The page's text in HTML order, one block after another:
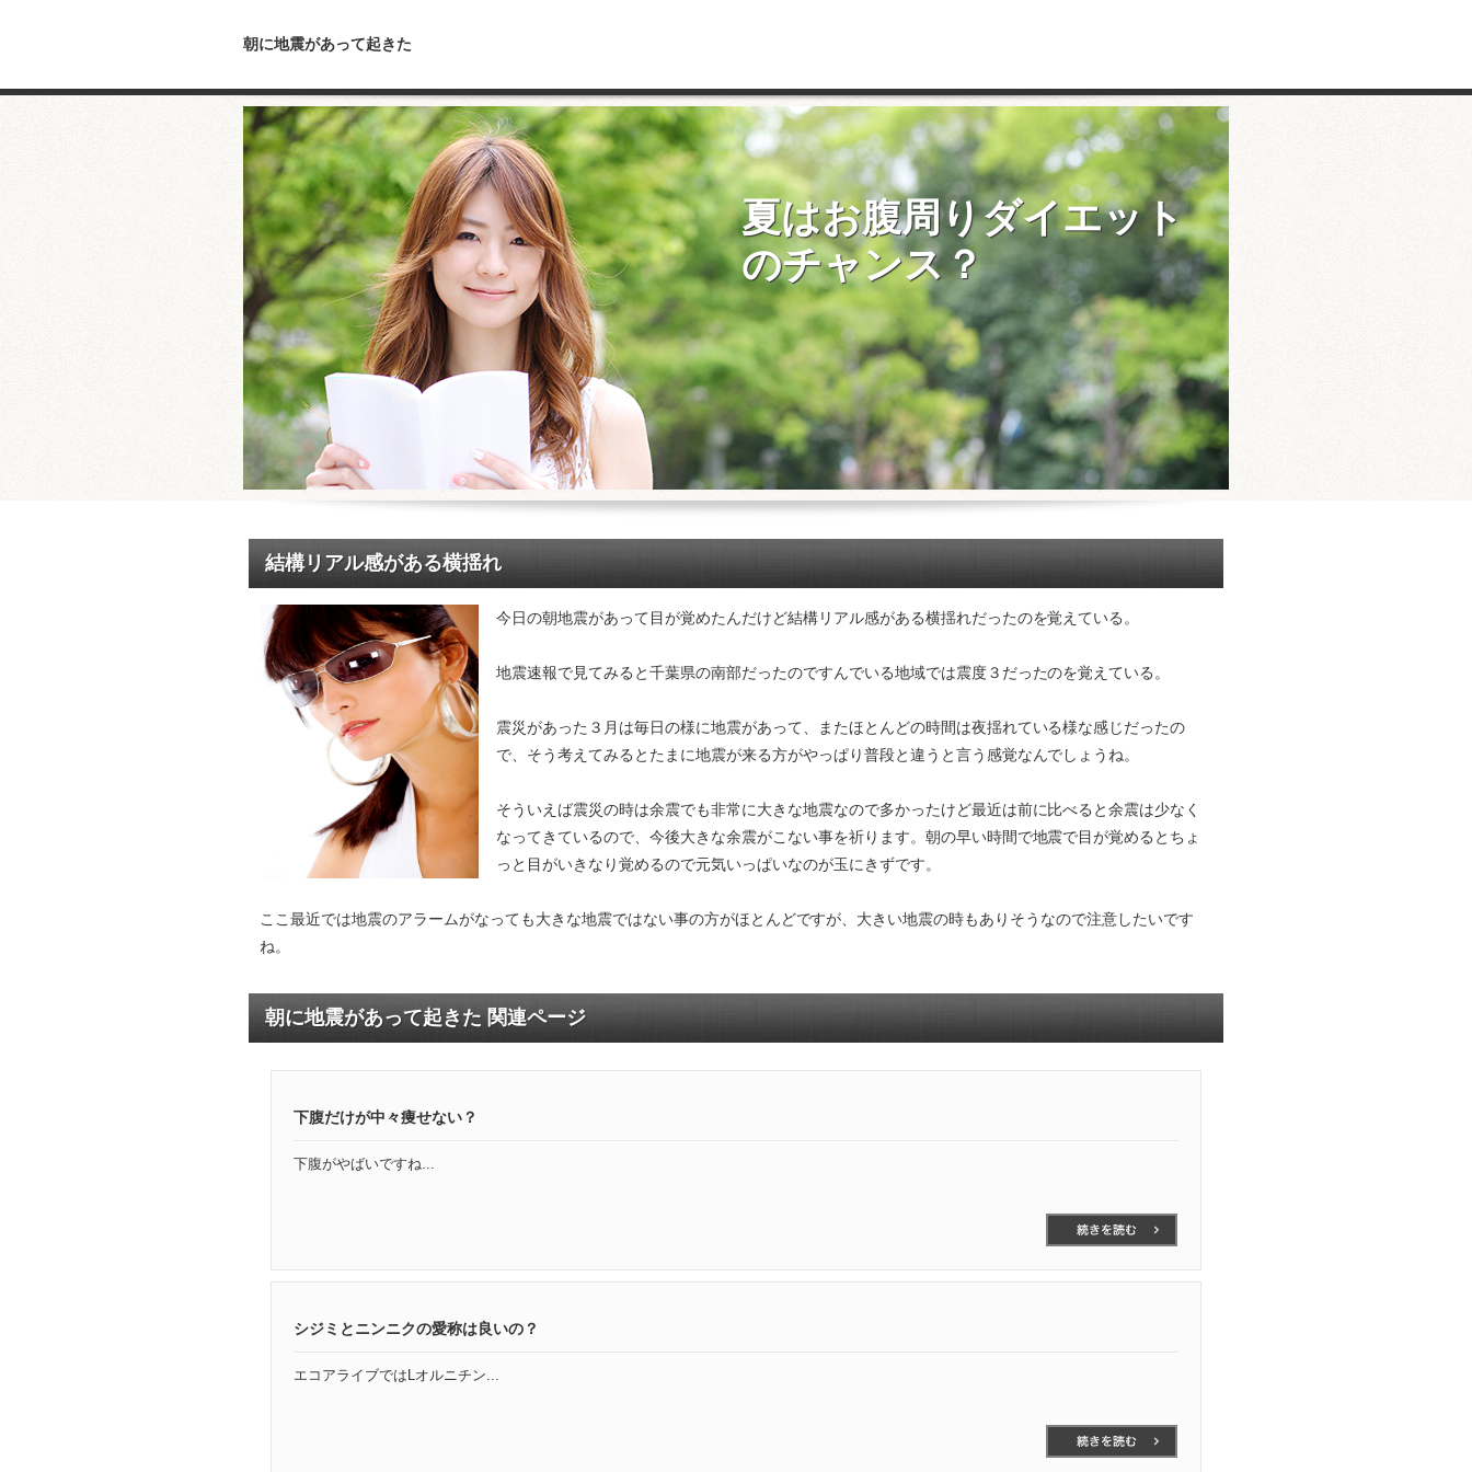
朝に地震があって起きた
夏はお腹周りダイエット
のチャンス？
結構リアル感がある横揺れ
今日の朝地震があって目が覚めたんだけど結構リアル感がある横揺れだったのを覚えている。
地震速報で見てみると千葉県の南部だったのですんでいる地域では震度３だったのを覚えている。
震災があった３月は毎日の様に地震があって、またほとんどの時間は夜揺れている様な感じだったの
で、そう考えてみるとたまに地震が来る方がやっぱり普段と違うと言う感覚なんでしょうね。
そういえば震災の時は余震でも非常に大きな地震なので多かったけど最近は前に比べると余震は少なく
なってきているので、今後大きな余震がこない事を祈ります。朝の早い時間で地震で目が覚めるとちょ
っと目がいきなり覚めるので元気いっぱいなのが玉にきずです。
ここ最近では地震のアラームがなっても大きな地震ではない事の方がほとんどですが、大きい地震の時もありそうなので注意したいです
ね。
朝に地震があって起きた 関連ページ
下腹だけが中々痩せない？
下腹がやばいですね...
シジミとニンニクの愛称は良いの？
エコアライブではLオルニチン...